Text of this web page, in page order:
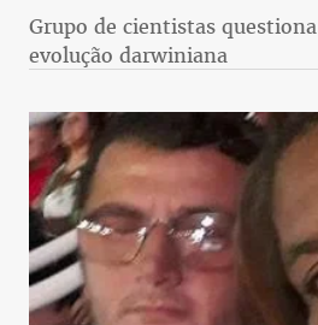
Grupo de cientistas
evolução darwiniana